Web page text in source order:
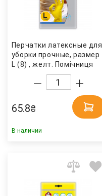
Перчатки латексные для
уборки прочные, размер
L (8) , желт. Помічниця
65.8₴
В наличии